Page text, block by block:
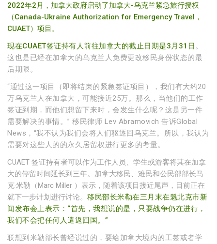
2022年2月，加拿大政府启动了加拿大-乌克兰紧急旅行授权
（Canada-Ukraine Authorization for Emergency Travel，
CUAET）项目。
现在CUAET签证持有人前往加拿大的截止日期是3月31日。
这也是已经在加拿大的乌克兰人免费更改移民身份状态的最
后期限。
“通过这一项目（即将结束的紧急签证项目），我们有大约20
万乌克兰人在加拿大，可能接近25万。那么，当他们的工作
签证到期，而他们想留下来时，会发生什么呢？这是另一件
需要解决的事情。” 移民律师 Lev Abramovich 告诉Global
News，“我不认为我们会将人们驱逐回乌克兰。所以，我认为
需要对这些人的的永久居留权进行更多的考量。
CUAET 签证持有者可以作为工作人员、学生或游客将其在加拿
大的停留时间延长到三年。加拿大移民、难民和公民部部长马
克·米勒（Marc Miller ）表示，随着该项目接近尾声，目前正在
就下一步计划进行讨论。 移民部长米勒在三月末在魁北克市新
闻发布会上表示：“首先，我想说的是，只要战争仍在进行，
我们不会把任何人遣返回国。”
联想到米勒部长曾经说过的，要给加拿大境内的工签或者学